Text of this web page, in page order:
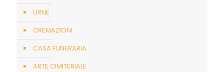
URNE
CREMAZIONI
CASA FUNERARIA
ARTE CIMITERIALE